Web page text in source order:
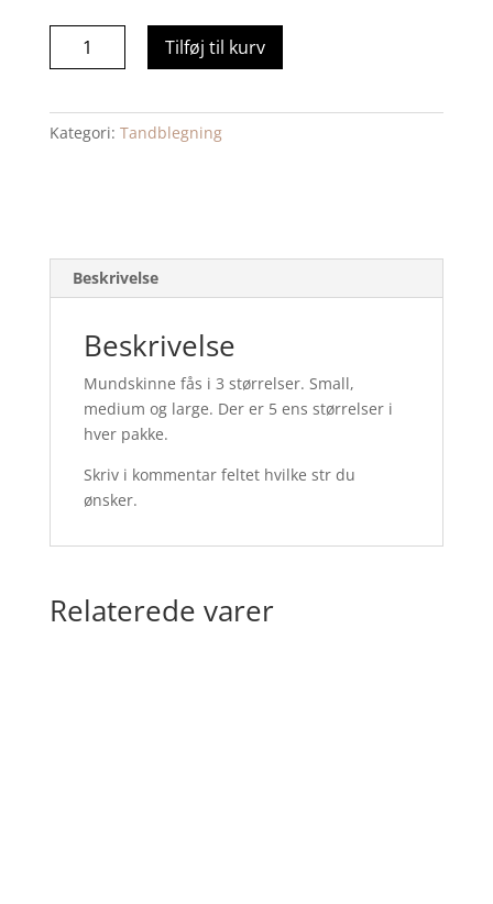
Mundskinne
tandblegning
5
Tilføj til kurv
Kategori: Tandblegning
Beskrivelse
Beskrivelse
Mundskinne fås i 3 størrelser. Small,
medium og large. Der er 5 ens størrelser i
hver pakke.
Skriv i kommentar feltet hvilke str du
ønsker.
Relaterede varer